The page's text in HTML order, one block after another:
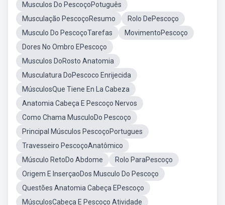
Musculos Do PescoçoPotuguês
Musculação PescoçoResumo
Rolo DePescoço
Musculo Do PescoçoTarefas
MovimentoPescoço
Dores No Ombro EPescoço
Musculos DoRosto Anatomia
Musculatura DoPescoco Enrijecida
MúsculosQue Tiene En La Cabeza
Anatomia Cabeça E Pescoço Nervos
Como Chama MusculoDo Pescoço
Principal Músculos PescoçoPortugues
Travesseiro PescoçoAnatômico
Músculo RetoDo Abdome
Rolo ParaPescoço
Origem E InserçaoDos Musculo Do Pescoço
Questões Anatomia Cabeça EPescoço
MúsculosCabeça E Pescoço Atividade